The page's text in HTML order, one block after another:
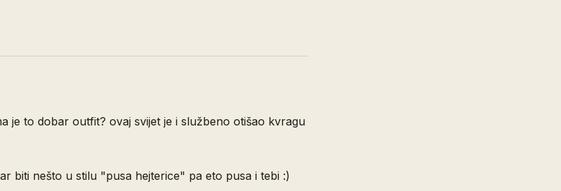
je to dobar outfit? ovaj svijet je i službeno otišao kvragu
biti nešto u stilu "pusa hejterice" pa eto pusa i tebi :)